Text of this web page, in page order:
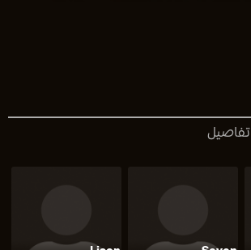
تفاصيل